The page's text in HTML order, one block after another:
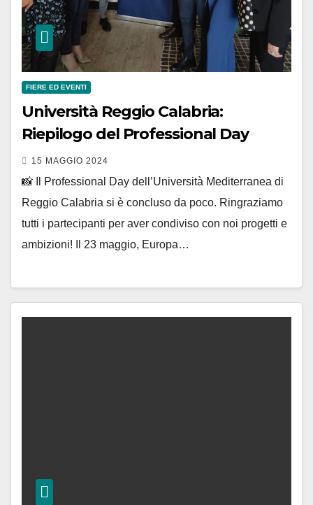
FIERE ED EVENTI
Università Reggio Calabria:
Riepilogo del Professional Day
15 MAGGIO 2024
📸 Il Professional Day dell’Università Mediterranea di
Reggio Calabria si è concluso da poco. Ringraziamo
tutti i partecipanti per aver condiviso con noi progetti e
ambizioni! Il 23 maggio, Europa…